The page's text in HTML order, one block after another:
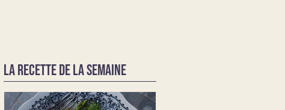
LA RECETTE DE LA SEMAINE